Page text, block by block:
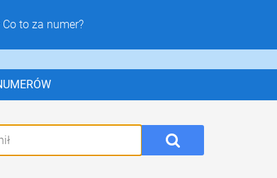
Co to za numer?